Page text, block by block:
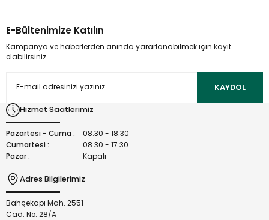
kullanarak tarafımıza iletebilirsiniz.
Görüş ve önerileriniz için teşekkür ederiz.
Ürün açıklamasında eksik bilgiler bulunuyor.
Bu ürüne benzer farklı alternatifler olmalı.
E-Bültenimize Katılın
Kampanya ve haberlerden anında yararlanabilmek için kayıt
olabilirsiniz.
KAYDOL
Hizmet Saatlerimiz
Pazartesi - Cuma :
08.30 - 18.30
Cumartesi :
08.30 - 17.30
Pazar :
Kapalı
Adres Bilgilerimiz
Bahçekapı Mah. 2551
Cad. No: 28/A